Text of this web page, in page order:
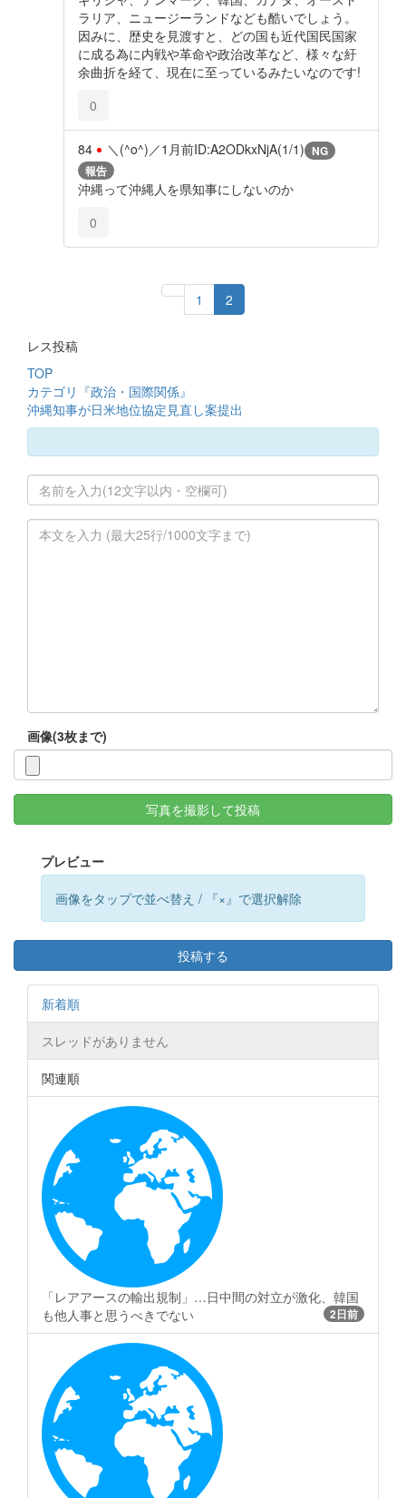
ラリア、ニュージーランドなども酷いでしょう。
因みに、歴史を見渡すと、どの国も近代国民国家
に成る為に内戦や革命や政治改革など、様々な紆
余曲折を経て、現在に至っているみたいなのです!
0
84 ＼(^o^)／1月前ID:A2ODkxNjA(1/1) NG
報告
沖縄って沖縄人を県知事にしないのか
0
1 2
レス投稿
TOP
カテゴリ『政治・国際関係』
沖縄知事が日米地位協定見直し案提出
画像(3枚まで)
写真を撮影して投稿
プレビュー
画像をタップで並べ替え / 『×』で選択解除
投稿する
新着順
スレッドがありません
関連順
「レアアースの輸出規制」…日中間の対立が激化、韓国
も他人事と思うべきでない
2日前